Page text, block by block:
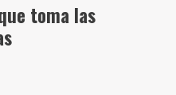
toma las